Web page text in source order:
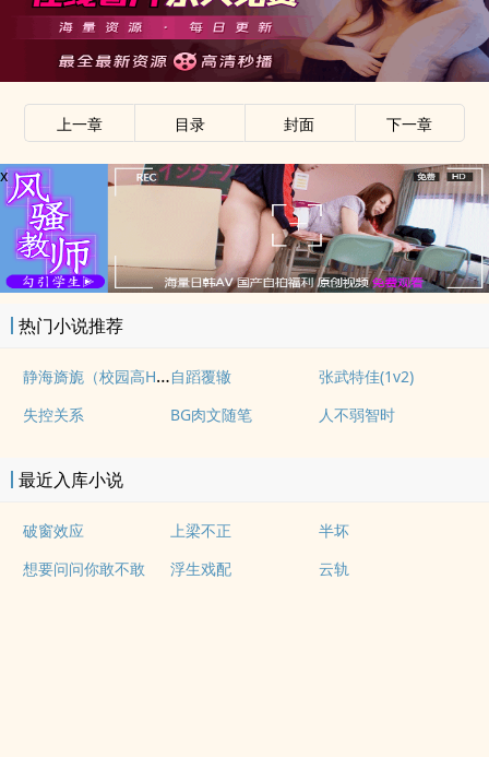
上一章 目录 封面 下一章
x
热门小说推荐
静海旖旎（校园高H）自蹈覆辙
张武特佳(1v2)
失控关系
BG肉文随笔 人不弱智时
最近入库小说
破窗效应 上梁不正
半坏
想要问问你敢不敢
浮生戏配 云轨